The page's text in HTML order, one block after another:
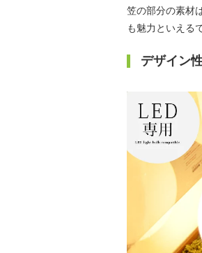
笠の部分の素材
も魅力といえる
デザイン